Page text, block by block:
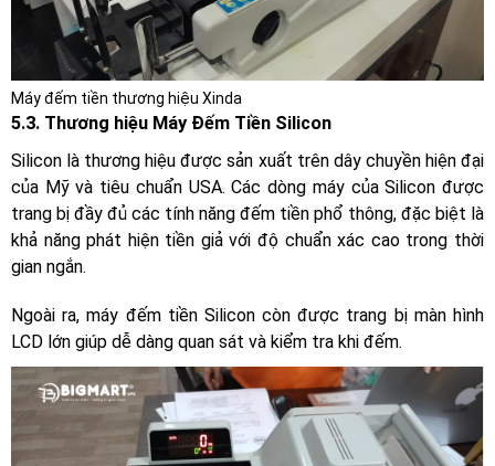
Máy đếm tiền thương hiệu Xinda
5.3. Thương hiệu Máy Đếm Tiền Silicon
Silicon là thương hiệu được sản xuất trên dây chuyền hiện đại
của Mỹ và tiêu chuẩn USA. Các dòng máy của Silicon được
trang bị đầy đủ các tính năng đếm tiền phổ thông, đặc biệt là
khả năng phát hiện tiền giả với độ chuẩn xác cao trong thời
gian ngắn.
Ngoài ra, máy đếm tiền Silicon còn được trang bị màn hình
LCD lớn giúp dễ dàng quan sát và kiểm tra khi đếm.